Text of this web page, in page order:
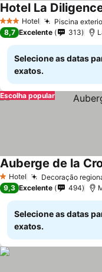
3 EstrelasHotel Piscina
Hotel La
8,7 Excelente 313
Selecione as datas
exatos.
Escolha popular
1 Estrelas
Hotel Decoração
Auberge de la
9,3 Excelente 494
Selecione as datas
exatos.